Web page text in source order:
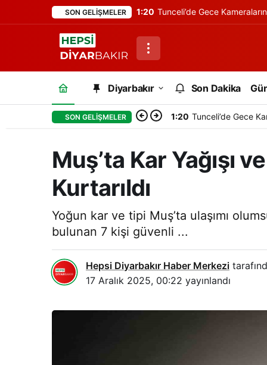
SON GELIŞMELER 1:20 Tunceli’de Gece
Diyarbakır Son Dakika
SON GELIŞMELER 1:20 Tunceli’de Gece
Muş’ta Kar Yağışı
Kurtarıldı
Yoğun kar ve tipi Muş’ta ulaşımı
bulunan 7 kişi güvenli ...
Hepsi Diyarbakır Haber Merkezi
17 Aralık 2025, 00:22 yayınlandı